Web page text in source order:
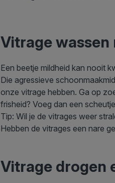
Vitrage
Een beetje mildheid kan nooit
Die agressieve
onze vitrage hebben. Ga op
frisheid? Voeg dan een
Tip: Wil je de vitrages weer
Hebben de vitrages een nare
Vitrage drogen